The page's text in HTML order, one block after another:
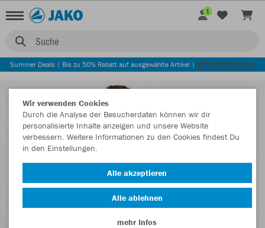
Suche
1
Summer Deals | Bis zu 50% Rabatt auf ausgewählte Artikel | JETZT ENTDECKEN
Wir verwenden Cookies
Durch die Analyse der Besucherdaten können wir dir
personalisierte Inhalte anzeigen und unsere Website
verbessern. Weitere Informationen zu den Cookies findest Du
in den Einstellungen.
Alle akzeptieren
Alle ablehnen
mehr Infos